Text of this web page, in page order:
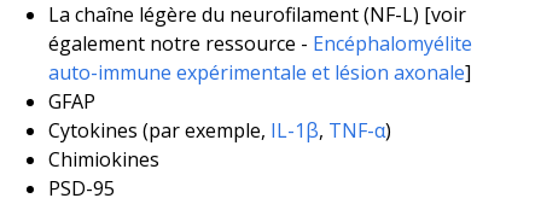
La chaîne légère du neurofilament (NF-L) [voir
également notre ressource - Encéphalomyélite
auto-immune expérimentale et lésion axonale]
GFAP
Cytokines (par exemple, IL-1β, TNF-α)
Chimiokines
PSD-95